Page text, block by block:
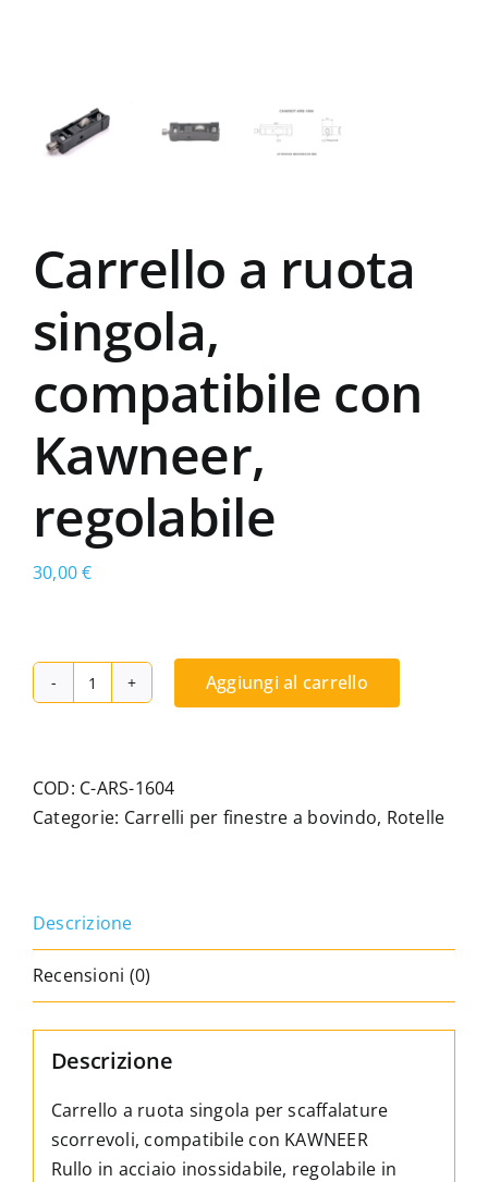
Carrello a ruota
singola,
compatibile con
Kawneer,
regolabile
30,00€
Carrello
singola,
compatibile
quantità
Aggiungi al carrello
COD: C-ARS-1604
Categorie: Carrelli per finestre a bovindo, Rotelle
Descrizione
Recensioni (0)
Descrizione
Carrello a ruota singola per scaffalature
scorrevoli, compatibile con KAWNEER
Rullo in acciaio inossidabile, regolabile in